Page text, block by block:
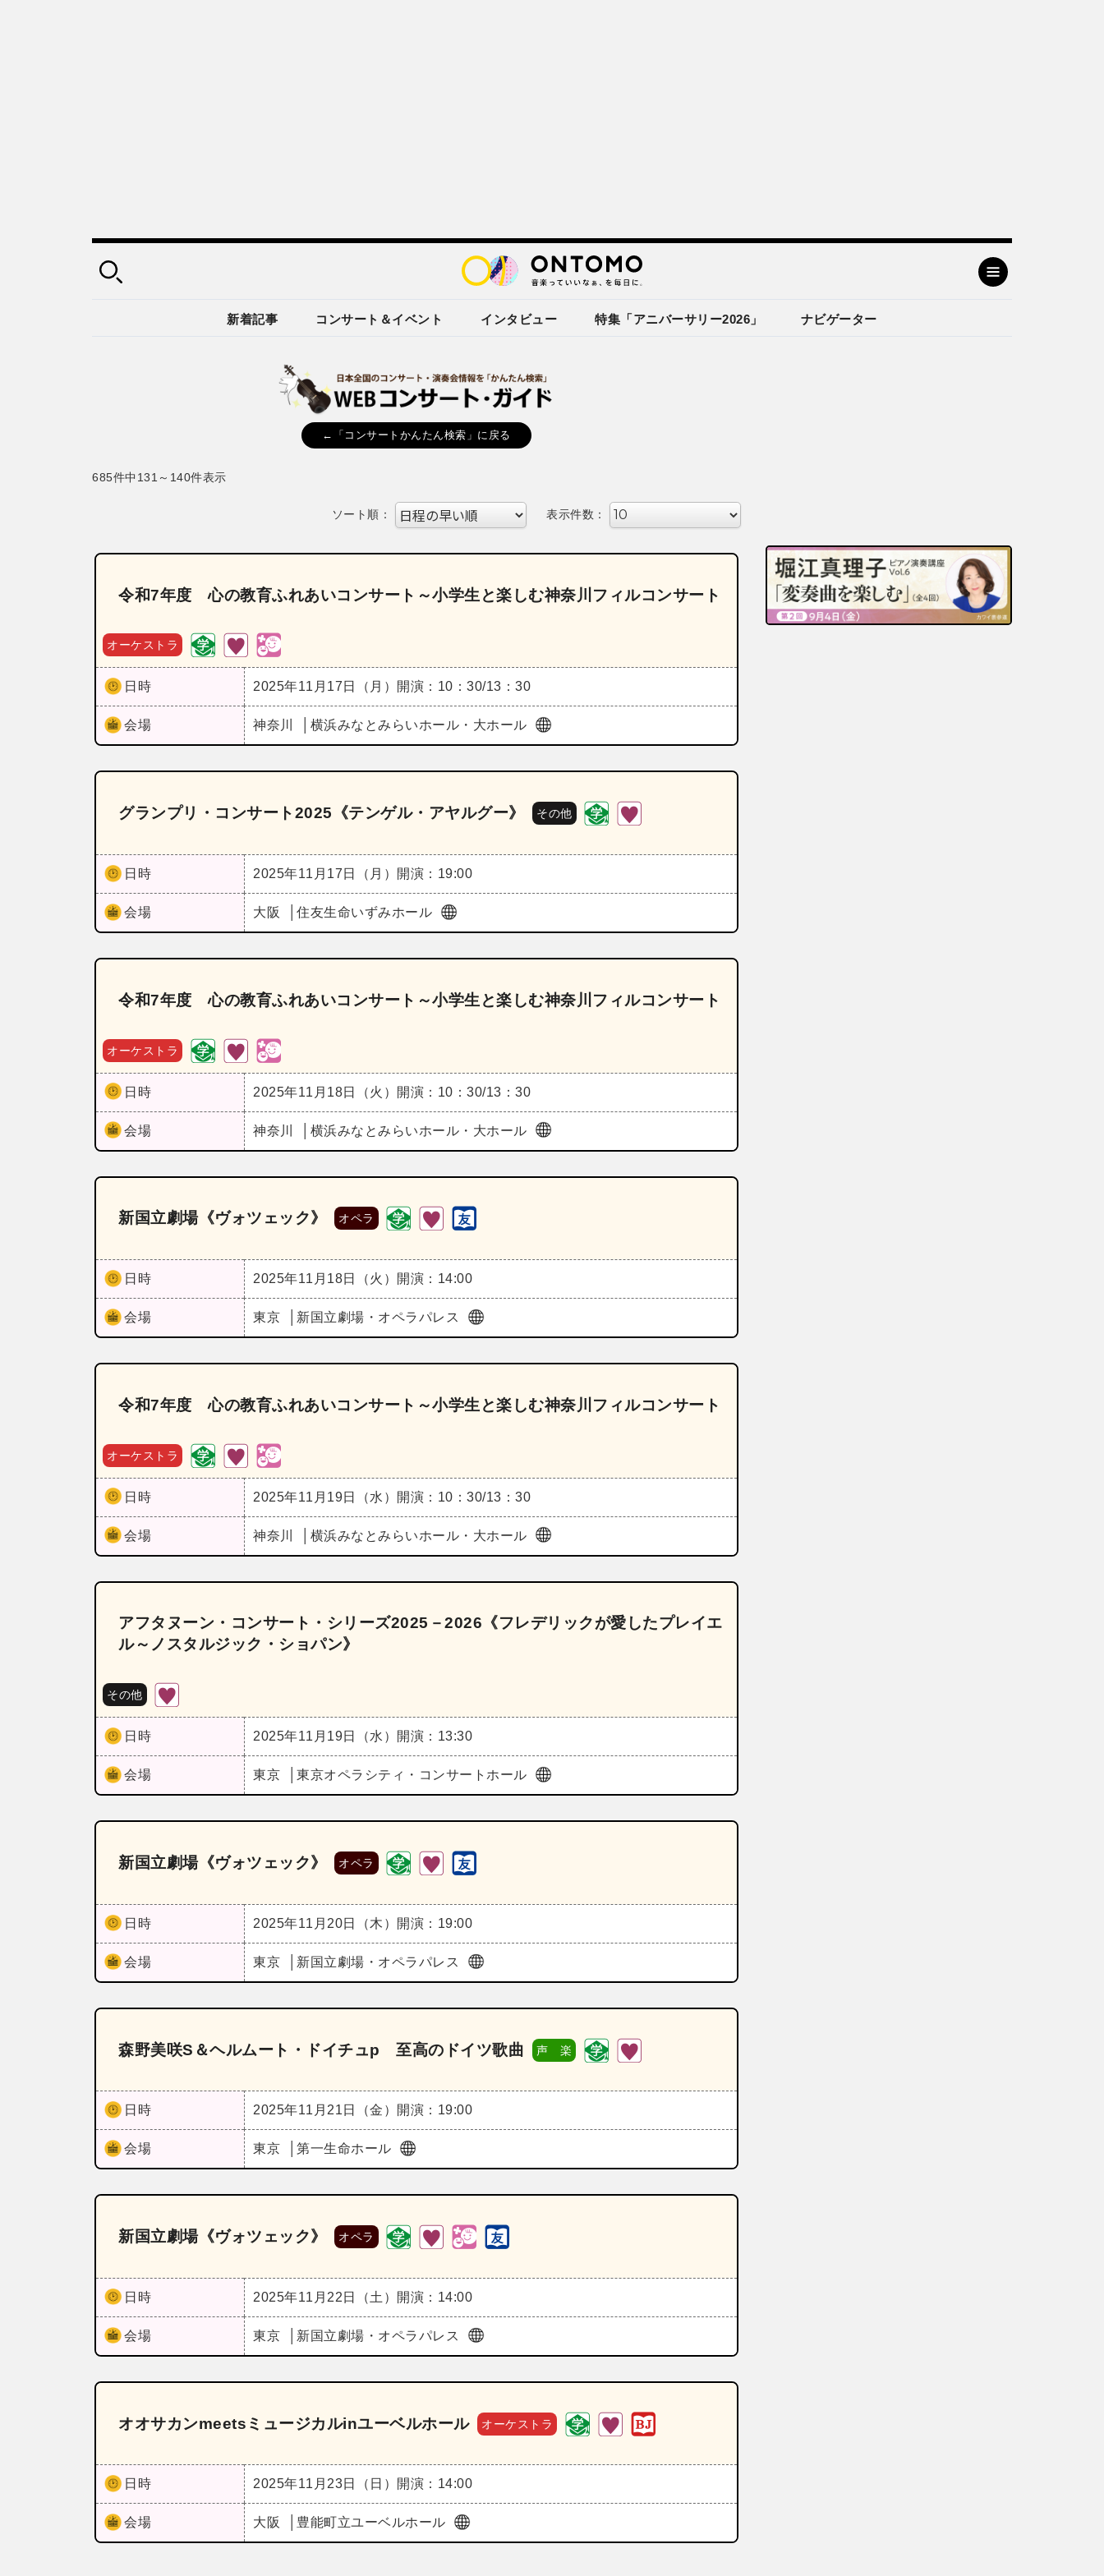
新着記事 コンサート＆イベント インタビュー 特集「アニバーサリー2026」 ナビゲーター
←「コンサートかんたん検索」に戻る
685件中131～140件表示
ソート順： 表示件数：
令和7年度 心の教育ふれあいコンサート～小学生と楽しむ神奈川フィルコンサート
オーケストラ
日時 2025年11月17日（月） 開演：10：30/13：30
会場 神奈川 横浜みなとみらいホール・大ホール
グランプリ・コンサート2025《テンゲル・アヤルグー》 その他
日時 2025年11月17日（月） 開演：19:00
会場 大阪 住友生命いずみホール
令和7年度 心の教育ふれあいコンサート～小学生と楽しむ神奈川フィルコンサート
オーケストラ
日時 2025年11月18日（火） 開演：10：30/13：30
会場 神奈川 横浜みなとみらいホール・大ホール
新国立劇場《ヴォツェック》 オペラ
日時 2025年11月18日（火） 開演：14:00
会場 東京 新国立劇場・オペラパレス
令和7年度 心の教育ふれあいコンサート～小学生と楽しむ神奈川フィルコンサート
オーケストラ
日時 2025年11月19日（水） 開演：10：30/13：30
会場 神奈川 横浜みなとみらいホール・大ホール
アフタヌーン・コンサート・シリーズ2025－2026《フレデリックが愛したプレイエ
ル～ノスタルジック・ショパン》
その他
日時 2025年11月19日（水） 開演：13:30
会場 東京 東京オペラシティ・コンサートホール
新国立劇場《ヴォツェック》 オペラ
日時 2025年11月20日（木） 開演：19:00
会場 東京 新国立劇場・オペラパレス
森野美咲S＆ヘルムート・ドイチュp 至高のドイツ歌曲 声 楽
日時 2025年11月21日（金） 開演：19:00
会場 東京 第一生命ホール
新国立劇場《ヴォツェック》 オペラ
日時 2025年11月22日（土） 開演：14:00
会場 東京 新国立劇場・オペラパレス
オオサカンmeetsミュージカルinユーベルホール オーケストラ
日時 2025年11月23日（日） 開演：14:00
会場 大阪 豊能町立ユーベルホール